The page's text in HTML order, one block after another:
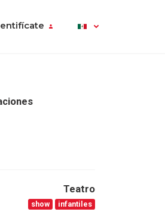
Teatro
show infantiles